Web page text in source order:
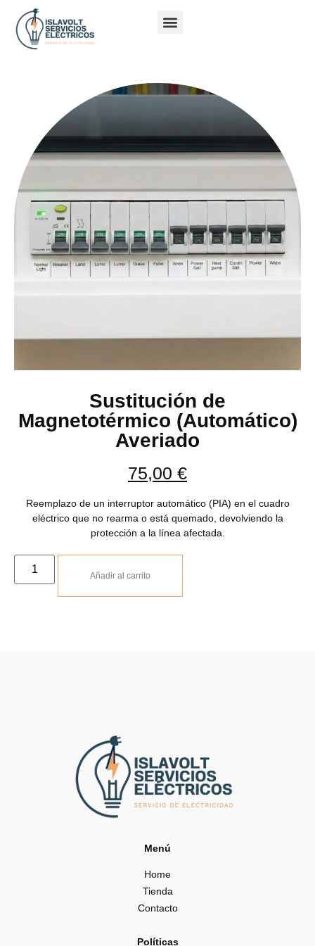
Sustitución de
Magnetotérmico (Automático)
Averiado
75,00 €
Reemplazo de un interruptor automático (PIA) en el cuadro
eléctrico que no rearma o está quemado, devolviendo la
protección a la línea afectada.
Añadir al carrito
Menú
Home
Tienda
Contacto
Políticas